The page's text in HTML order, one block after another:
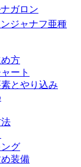
ガロン
ジャナフ亜種
方
ート
とやり込み
グ
装備